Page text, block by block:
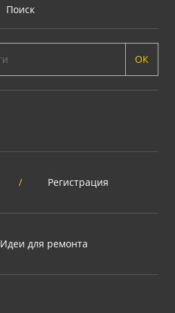
Поиск
ОК
/ Регистрация
Идеи для ремонта